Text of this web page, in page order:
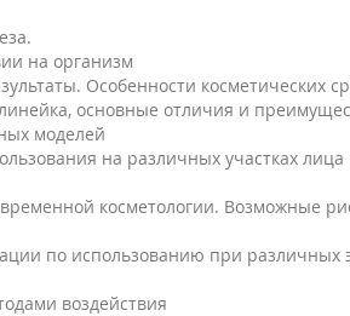
на организм
Особенности косметических
основные отличия и
моделей
на различных участках лица
косметологии. Возможные
по использованию при различных
воздействия